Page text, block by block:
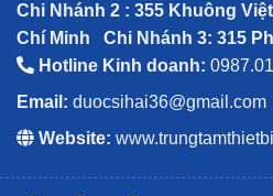
Chi Nhánh 2 : 355 Khuông
Chí Minh
Chi Nhánh 3: 315
Hotline Kinh doanh:
Email: duocsihai36@gmail.com
Website: